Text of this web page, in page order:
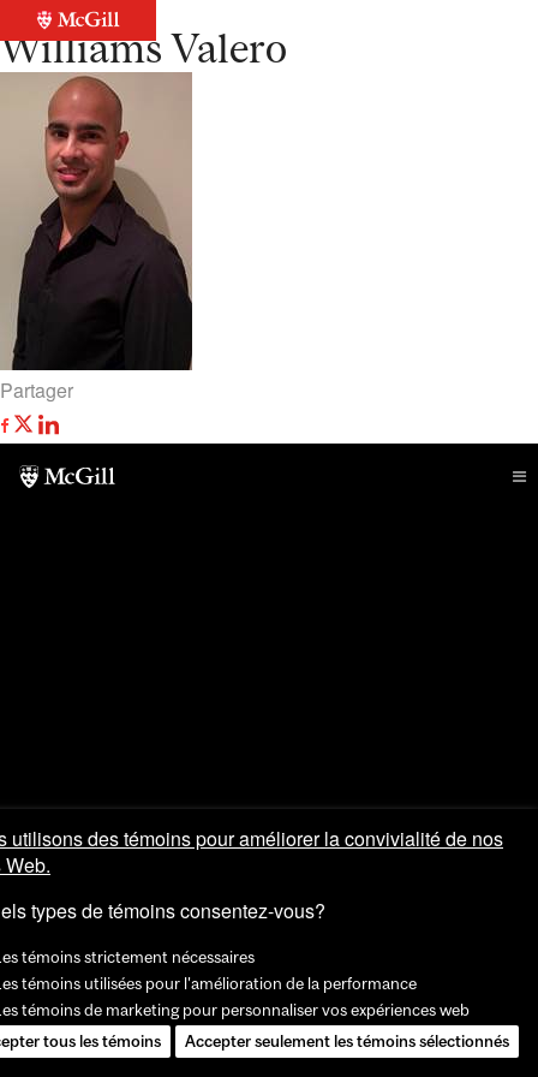
Retour à la liste
Williams Valero
Partager
utilisons des témoins pour améliorer la convivialité de nos
types de témoins consentez-vous?
témoins strictement nécessaires
témoins utilisées pour l'amélioration de la performance
témoins de marketing pour personnaliser vos expériences web
tous les témoins
Accepter seulement les témoins sélectionnés